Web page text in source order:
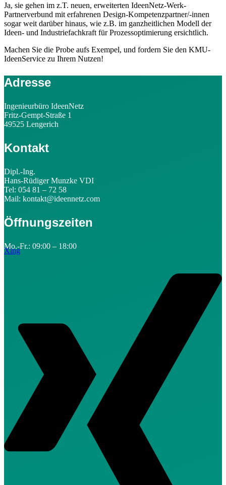
Ja, sie gehen im z.T. neuen, erweiterten IdeenNetz-Werk-
Partnerverbund mit erfahrenen Design-Kompetenzpartner/-innen
sogar weit darüber hinaus, wie z.B. im ganzheitlichen Modell der
Ideen- und Industriefachkraft für Prozessoptimierung ersichtlich.
Machen Sie die Probe aufs Exempel, und fordern Sie den KMU-
IdeenService zu Ihrem Nutzen!
Adresse
Ingenieurbüro IdeenNetz
Fritz-Gempt-Straße 1
49525 Lengerich
Kontakt
Dipl.-Ing.
Hans-Rüdiger Munzke VDI
Tel: 054 81 – 72 58
Mail: kontakt@ideennetz.com
Öffnungszeiten
Mo.-Fr.: 09:00 – 18:00
Xing